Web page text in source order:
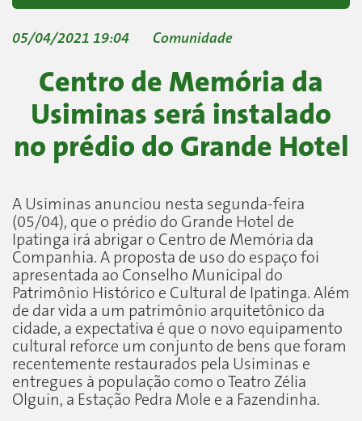
05/04/2021 19:04 Comunidade
Centro de Memória da
Usiminas será instalado
no prédio do Grande Hotel
A Usiminas anunciou nesta segunda-feira
(05/04), que o prédio do Grande Hotel de
Ipatinga irá abrigar o Centro de Memória da
Companhia. A proposta de uso do espaço foi
apresentada ao Conselho Municipal do
Patrimônio Histórico e Cultural de Ipatinga. Além
de dar vida a um patrimônio arquitetônico da
cidade, a expectativa é que o novo equipamento
cultural reforce um conjunto de bens que foram
recentemente restaurados pela Usiminas e
entregues à população como o Teatro Zélia
Olguin, a Estação Pedra Mole e a Fazendinha.